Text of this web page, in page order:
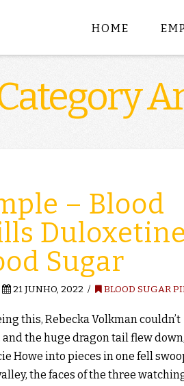
HOME
– Blood
Duloxetine
Sugar
21 JUNHO, 2022 BLOOD SUGAR
this, Rebecka Volkman couldn’t
the huge dragon tail flew down,
Howe into pieces in one fell
the faces of the three